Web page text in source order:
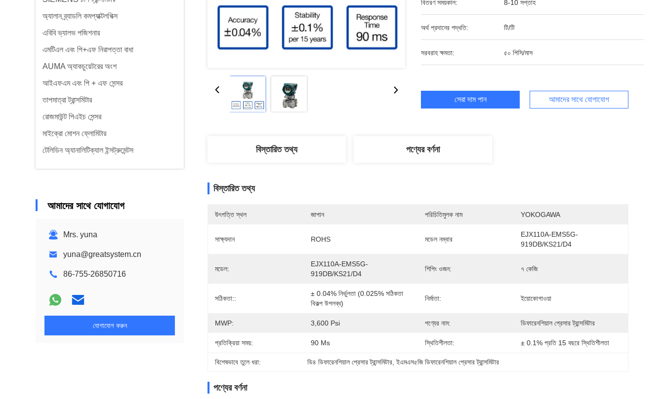
অ্যালান ব্র্যাডলি কমপ্যাক্টলগিক্স
এবিবি ভ্যালভ পজিশনার
এমটিএল এবং পি+এফ নিরাপত্তা বাধা
AUMA অ্যাকচুয়েটরের অংশ
আইএফএম এবং পি + এফ সেন্সর
তাপমাত্রা ট্রান্সমিটার
রোজমাউন্ট পিএইচ সেন্সর
মাইক্রো মোশন ফ্লোমিটার
টেলিডিন অ্যানালিটিক্যাল ইন্সট্রুমেন্টস
আমাদের সাথে যোগাযোগ
Mrs. yuna
yuna@greatsystem.cn
86-755-26850716
যোগাযোগ করুন
বিতরণ সময়কাল: 8-10 সপ্তাহ
অর্থ প্রদানের পদ্ধতি: টি/টি
সরবরাহ ক্ষমতা: ৫০ পিসি/মাস
সেরা দাম পান আমাদের সাথে যোগাযোগ
বিস্তারিত তথ্য পণ্যের বর্ণনা
বিস্তারিত তথ্য
উৎপত্তি স্থল জাপান পরিচিতিমুলক নাম YOKOGAWA
সাক্ষ্যদান ROHS মডেল নম্বার
EJX110A-EMS5G-
919DB/KS21/D4
মডেল:
EJX110A-EMS5G-
919DB/KS21/D4
শিপিং ওজন: ৭ কেজি
সঠিকতা::
± 0.04% নির্ভুলতা (0.025% সঠিকতা
বিকল্প উপলব্ধ)
নির্মাতা: ইয়োকোগাওয়া
MWP: 3,600 Psi পণ্যের নাম: ডিফারেনশিয়াল প্রেসার ট্রান্সমিটার
প্রতিক্রিয়া সময়: 90 Ms স্থিতিশীলতা: ± 0.1% প্রতি 15 বছরে স্থিতিশীলতা
বিশেষভাবে তুলে ধরা: ডি৪ ডিফারেনশিয়াল প্রেসার ট্রান্সমিটার , ইএমএস৫জি ডিফারেনশিয়াল প্রেসার ট্রান্সমিটার
পণ্যের বর্ণনা